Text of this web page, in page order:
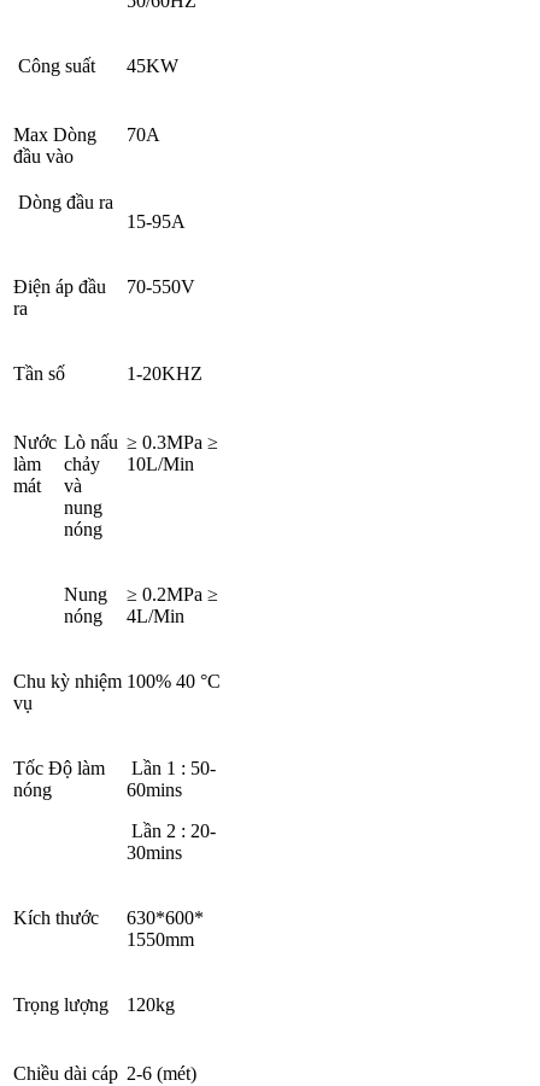
Công suất 45KW
Max Dòng
đầu vào
70A
Dòng đầu ra
15-95A
Điện áp đầu
ra
70-550V
Tần số 1-20KHZ
Nước
làm
mát
Lò nấu
chảy
và
nung
nóng
≥ 0.3MPa ≥
10L/Min
Nung
nóng
≥ 0.2MPa ≥
4L/Min
Chu kỳ nhiệm
vụ
100% 40 °C
Tốc Độ làm
nóng
Lần 1 : 50-
60mins
Lần 2 : 20-
30mins
Kích thước
630*600*
1550mm
Trọng lượng 120kg
Chiều dài cáp 2-6 (mét)